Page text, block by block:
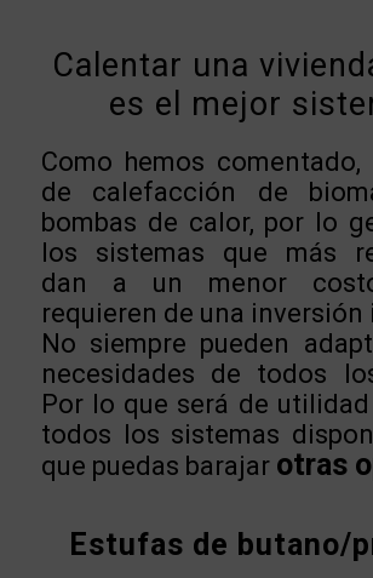
Calentar una
es el mejor
Como hemos comentado,
de calefacción de
bombas de calor, por lo
los sistemas que más
dan a un menor
requieren de una inversión
No siempre pueden
necesidades de todos
Por lo que será de
todos los sistemas
que puedas barajar otras
Estufas de butano/